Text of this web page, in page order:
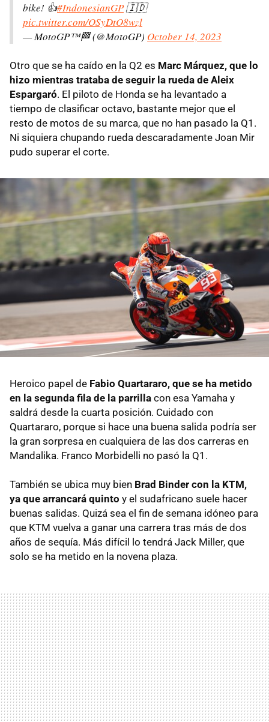
bike! 👍#IndonesianGP🇮🇩
pic.twitter.com/OSyDtO8wzl
— MotoGP™🏁 (@MotoGP) October 14, 2023
Otro que se ha caído en la Q2 es Marc Márquez, que lo
hizo mientras trataba de seguir la rueda de Aleix
Espargaró. El piloto de Honda se ha levantado a
tiempo de clasificar octavo, bastante mejor que el
resto de motos de su marca, que no han pasado la Q1.
Ni siquiera chupando rueda descaradamente Joan Mir
pudo superar el corte.
Heroico papel de Fabio Quartararo, que se ha metido
en la segunda fila de la parrilla con esa Yamaha y
saldrá desde la cuarta posición. Cuidado con
Quartararo, porque si hace una buena salida podría ser
la gran sorpresa en cualquiera de las dos carreras en
Mandalika. Franco Morbidelli no pasó la Q1.
También se ubica muy bien Brad Binder con la KTM,
ya que arrancará quinto y el sudafricano suele hacer
buenas salidas. Quizá sea el fin de semana idóneo para
que KTM vuelva a ganar una carrera tras más de dos
años de sequía. Más difícil lo tendrá Jack Miller, que
solo se ha metido en la novena plaza.